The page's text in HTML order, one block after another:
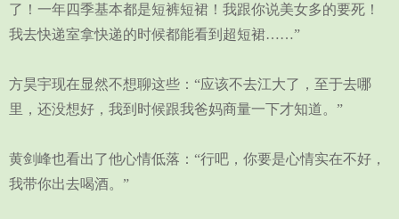
了！一年四季基本都是短裤短裙！我跟你说美女多的要死！
我去快递室拿快递的时候都能看到超短裙……”
方昊宇现在显然不想聊这些：“应该不去江大了，至于去哪
里，还没想好，我到时候跟我爸妈商量一下才知道。”
黄剑峰也看出了他心情低落：“行吧，你要是心情实在不好，
我带你出去喝酒。”